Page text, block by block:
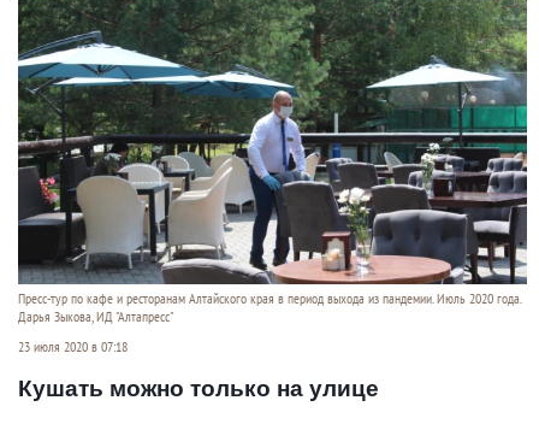
Пресс-тур по кафе и ресторанам Алтайского края в период выхода из пандемии. Июль 2020 года.
Дарья Зыкова, ИД "Алтапресс"
23 июля 2020 в 07:18
Кушать можно только на улице